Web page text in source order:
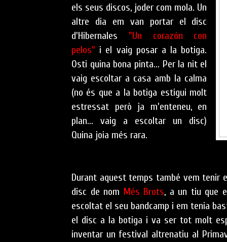
els seus discos, joder com mola. Un
altre dia em van portar el disc
d'Hibernales "Un corazón con
pelos" i el vaig posar a la botiga.
Osti quina bona pinta... Per la nit el
vaig escoltar a casa amb la calma
(no és que a la botiga estigui molt
estressat però ja m'enteneu, en
plan... vaig a escoltar un disc)
Quina joia més rara.
Durant aquest temps també vem tenir
disc de nom Més Brots, a un tiu que
escoltat el seu bandcamp i em tenia
el disc a la botiga i va ser tot molt
inventar un festival altrenatiu al